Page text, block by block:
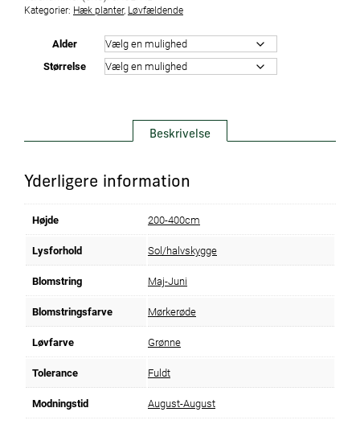
Kategorier: Hæk planter, Løvfældende
Alder
Størrelse
Beskrivelse
Yderligere information
Højde 200-400cm
Lysforhold Sol/halvskygge
Blomstring Maj-Juni
Blomstringsfarve Mørkerøde
Løvfarve Grønne
Tolerance Fuldt
Modningstid August-August